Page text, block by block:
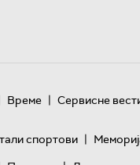
Време | Сервисне
спортови |